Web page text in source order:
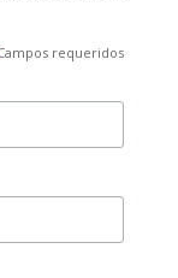
requeridos